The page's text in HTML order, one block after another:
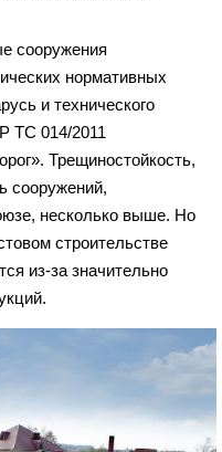
сооружения
нормативных
и технического
ТС 014/2011
Трещиностойкость,
сооружений,
несколько выше. Но
строительстве
из-за значительно